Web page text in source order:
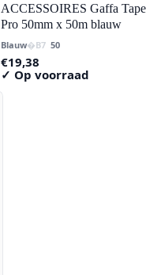
ACCESSOIRES Gaffa Tape
Pro 50mm x 50m blauw
Blauw 50
€19,38
✓ Op voorraad